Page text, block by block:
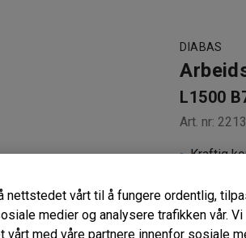
DIABAS
L1500
Art. nr:
Kraftig
Mer
Materiale
nettstedet vårt til å fungere ordentlig,
medier og analysere trafikken vår.
med våre partnere innenfor sosiale